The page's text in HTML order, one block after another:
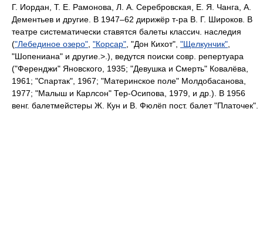
Г. Иордан, Т. Е. Рамонова, Л. А. Серебровская, Е. Я. Чанга, А.
Дементьев и другие. В 1947–62 дирижёр т-ра В. Г. Широков. В
театре систематически ставятся балеты классич. наследия
("Лебединое озеро" "Корсар" , "Дон Кихот", "Щелкунчик"
"Шопениана" и другие.>.), ведутся поиски совр. репертуара
("Ференджи" Яновского, 1935; "Девушка и Смерть" Ковалёва,
1961; "Спартак", 1967; "Материнское поле" Молдобасанова,
1977; "Малыш и Карлсон" Тер-Осипова, 1979, и др.). В 1956
венг. балетмейстеры Ж. Кун и В. Фюлёп пост. балет "Платочек".